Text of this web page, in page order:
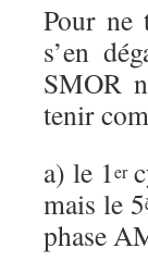
Pour ne
s’en
SMOR
tenir
a) le 1er
mais le 5
phase